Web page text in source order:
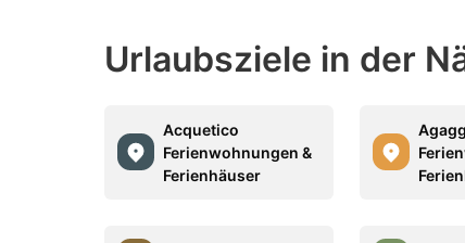
Urlaubsziele in der
Acquetico
Ferienwohnungen &
Ferienhäuser